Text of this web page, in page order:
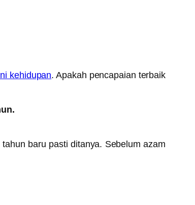
kehidupan. Apakah pencapaian terbaik
baru pasti ditanya. Sebelum azam